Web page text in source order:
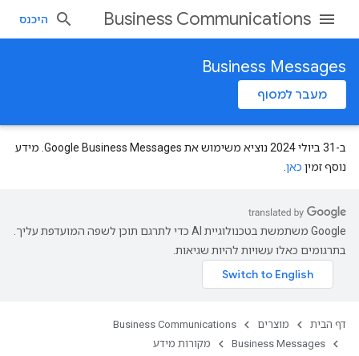
Business Communications היכנס
Business Messages
מעבר למסוף
ב-31 ביולי 2024 נוציא משימוש את Google Business Messages. מידע
נוסף זמין כאן
‫Google משתמשת בטכנולוגיית AI כדי לתרגם תוכן לשפה המועדפת עליך.
בתרגומים כאלו עשויות להיות שגיאות.
דף הבית מוצרים
Business Communications
Business Messages
מקורות מידע